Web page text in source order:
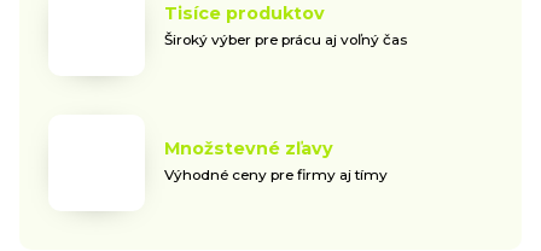
Tisíce produktov
Široký výber pre prácu aj voľný čas
Množstevné zľavy
Výhodné ceny pre firmy aj tímy